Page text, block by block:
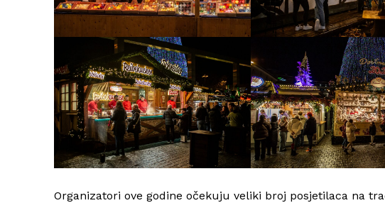
Organizatori ove godine očekuju veliki broj posjetilaca na